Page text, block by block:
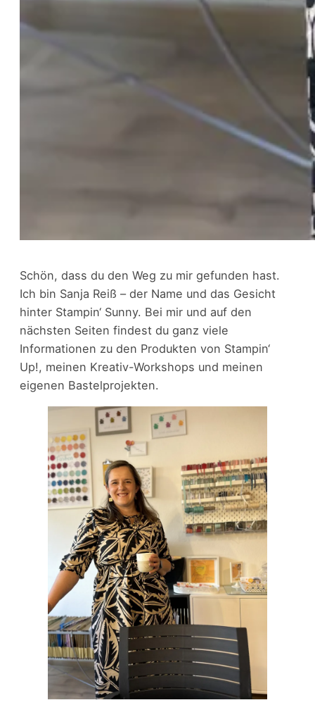
Schön, dass du den Weg zu mir gefunden hast.
Ich bin Sanja Reiß – der Name und das Gesicht
hinter Stampin‘ Sunny. Bei mir und auf den
nächsten Seiten findest du ganz viele
Informationen zu den Produkten von Stampin‘
Up!, meinen Kreativ-Workshops und meinen
eigenen Bastelprojekten.